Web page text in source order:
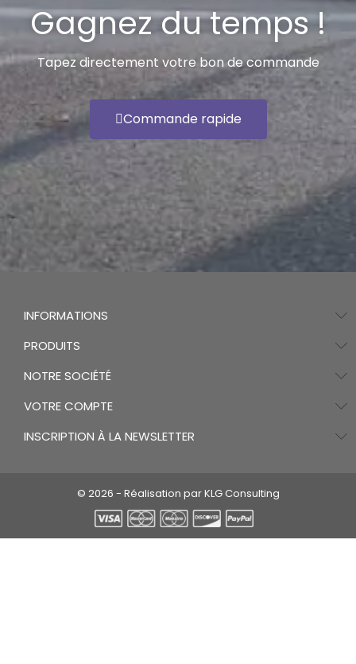
Gagnez du temps !
Tapez directement votre bon de commande
Commande rapide
INFORMATIONS
PRODUITS
NOTRE SOCIÉTÉ
VOTRE COMPTE
INSCRIPTION À LA NEWSLETTER
© 2026 - Réalisation par KLG Consulting